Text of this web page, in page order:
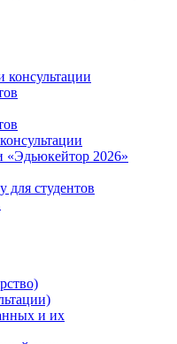
консультации
«Эдьюкейтор 2026»
для студентов
и их